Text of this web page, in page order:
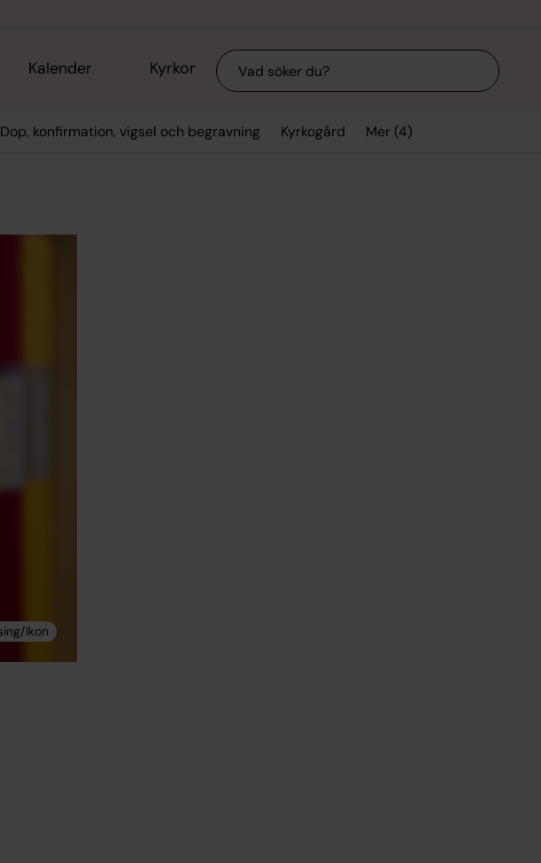
Kalender Kyrkor Sök
Dop, konfirmation, vigsel och begravning Kyrkogård Mer (4)